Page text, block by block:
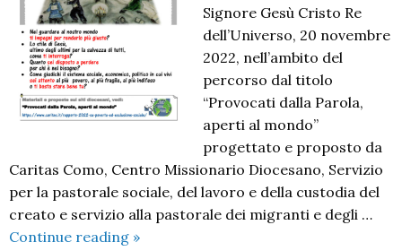
Signore Gesù Cristo Re
dell’Universo, 20 novembre
2022, nell’ambito del
percorso dal titolo
“Provocati dalla Parola,
aperti al mondo”
progettato e proposto da
Caritas Como, Centro Missionario Diocesano, Servizio
per la pastorale sociale, del lavoro e della custodia del
creato e servizio alla pastorale dei migranti e degli …
Continue reading Provocati
»